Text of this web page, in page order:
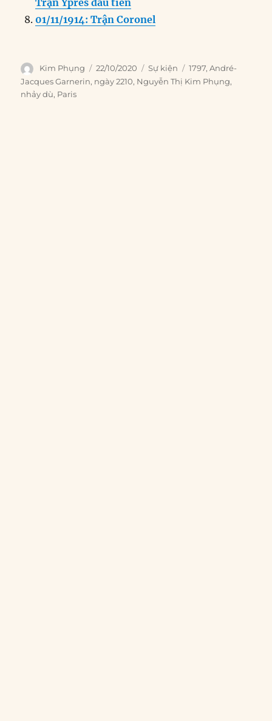
Trận Ypres đầu tiên
01/11/1914: Trận Coronel
Author
Kim Phụng
Posted
on
22/10/2020 Categories
Sự kiện Tags
1797,André-
Jacques Garnerin, ngày 2210, Nguyễn Thị Kim Phụng,
nhảy dù, Paris